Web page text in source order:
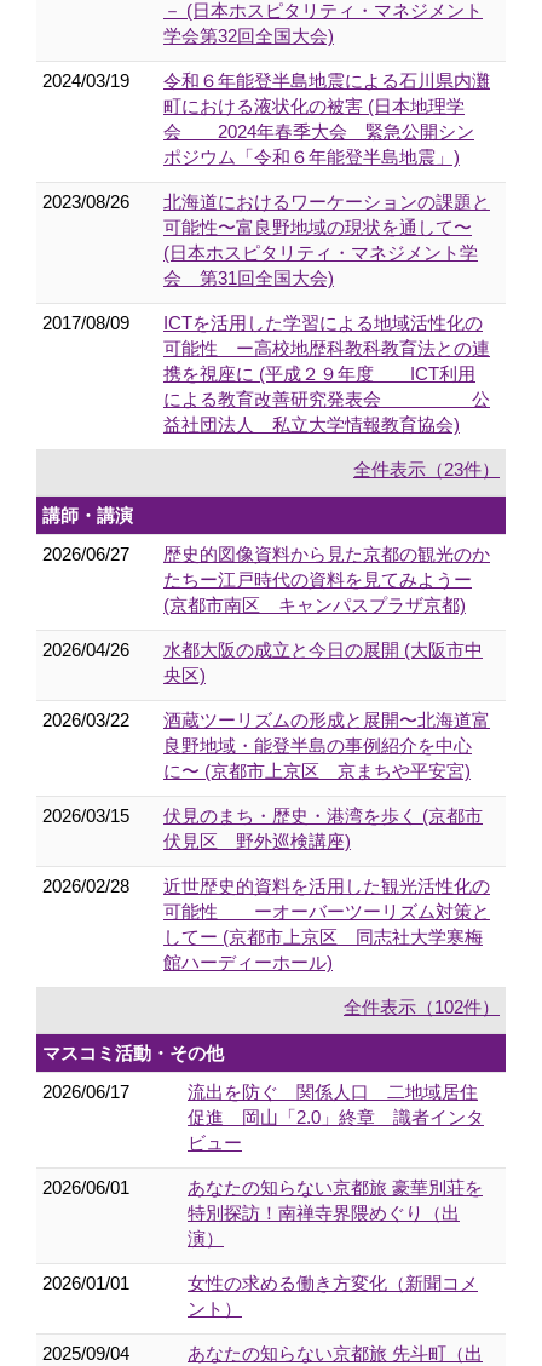
－ (日本ホスピタリティ・マネジメント
学会第32回全国大会)
2024/03/19
令和６年能登半島地震による石川県内灘
町における液状化の被害 (日本地理学
会 2024年春季大会 緊急公開シン
ポジウム「令和６年能登半島地震」)
2023/08/26
北海道におけるワーケーションの課題と
可能性〜富良野地域の現状を通して〜
(日本ホスピタリティ・マネジメント学
会 第31回全国大会)
2017/08/09
ICTを活用した学習による地域活性化の
可能性 ー高校地歴科教科教育法との連
携を視座に (平成２９年度 ICT利用
による教育改善研究発表会 公
益社団法人 私立大学情報教育協会)
全件表示（23件）
講師・講演
2026/06/27
歴史的図像資料から見た京都の観光のか
たちー江戸時代の資料を見てみようー
(京都市南区 キャンパスプラザ京都)
2026/04/26
水都大阪の成立と今日の展開 (大阪市中
央区)
2026/03/22
酒蔵ツーリズムの形成と展開〜北海道富
良野地域・能登半島の事例紹介を中心
に〜 (京都市上京区 京まちや平安宮)
2026/03/15
伏見のまち・歴史・港湾を歩く (京都市
伏見区 野外巡検講座)
2026/02/28
近世歴史的資料を活用した観光活性化の
可能性 ーオーバーツーリズム対策と
してー (京都市上京区 同志社大学寒梅
館ハーディーホール)
全件表示（102件）
マスコミ活動・その他
2026/06/17
流出を防ぐ 関係人口 二地域居住
促進 岡山「2.0」終章 識者インタ
ビュー
2026/06/01
あなたの知らない京都旅 豪華別荘を
特別探訪！南禅寺界隈めぐり（出
演）
2026/01/01
女性の求める働き方変化（新聞コメ
ント）
2025/09/04
あなたの知らない京都旅 先斗町（出